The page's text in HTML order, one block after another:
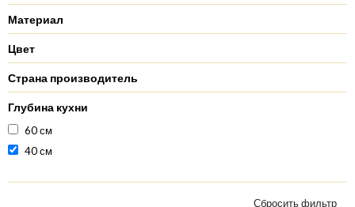
Материал
Цвет
Страна производитель
Глубина кухни
60 см
40 см